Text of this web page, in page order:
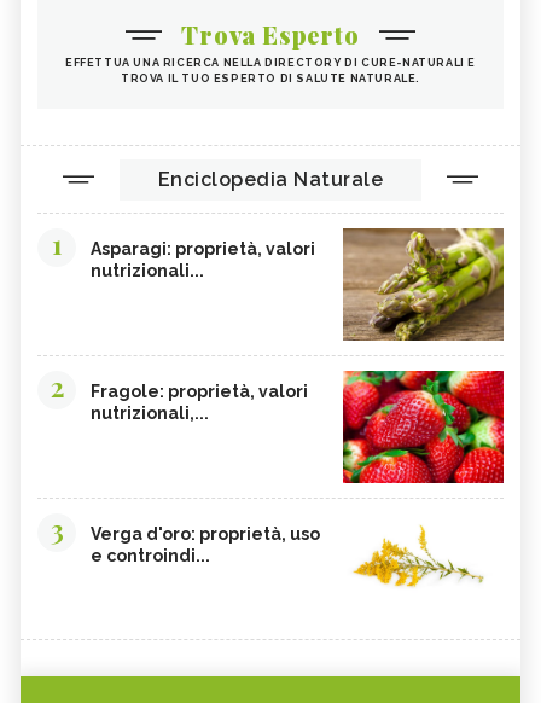
Trova Esperto
EFFETTUA UNA RICERCA NELLA DIRECTORY DI CURE-NATURALI E
TROVA IL TUO ESPERTO DI SALUTE NATURALE.
Enciclopedia Naturale
1
Asparagi: proprietà, valori
nutrizionali...
2
Fragole: proprietà, valori
nutrizionali,...
3
Verga d'oro: proprietà, uso
e controindi...